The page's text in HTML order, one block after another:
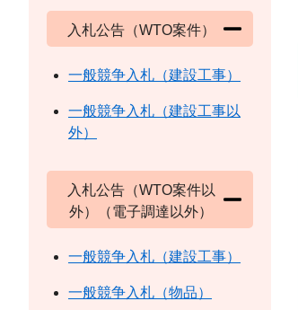
入札公告（WTO案件）
一般競争入札（建設工事）
一般競争入札（建設工事以
外）
入札公告（WTO案件以
外）（電子調達以外）
一般競争入札（建設工事）
一般競争入札（物品）